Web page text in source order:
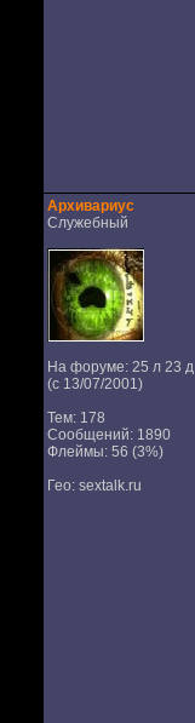
Архивариус
Служебный
На форуме: 25 л 23 д
(с 13/07/2001)
Тем: 178
Сообщений: 1890
Флеймы: 56 (3%)
Гео: sextalk.ru